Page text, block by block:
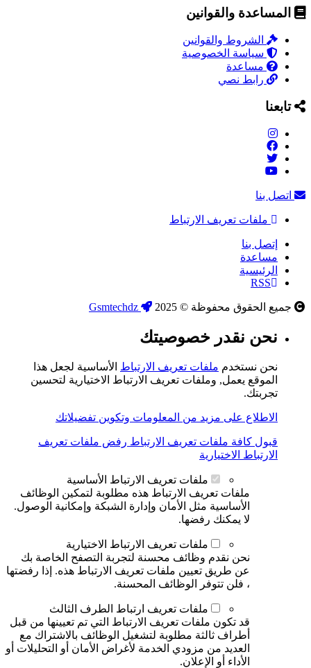
المساعدة والقوانين
الشروط والقوانين
سياسة الخصوصية
مساعدة
رابط نصي
تابعنا
اتصل بنا
ملفات تعريف الارتباط
إتصل بنا
مساعدة
الرئيسية
RSS
جميع الحقوق محفوظة © 2025
نحن نقدر خصوصيتك
نحن نستخدم ملفات تعريف الارتباط الأساسية لجعل هذا
الموقع يعمل, وملفات تعريف الارتباط الاختيارية لتحسين
تجربتك.
الاطلاع على مزيد من المعلومات وتكوين تفضيلاتك
قبول كافة ملفات تعريف الارتباط رفض ملفات تعريف
الارتباط الاختيارية
ملفات تعريف الارتباط الأساسية
ملفات تعريف الارتباط هذه مطلوبة لتمكين الوظائف
الأساسية مثل الأمان وإدارة الشبكة وإمكانية الوصول.
لا يمكنك رفضها.
ملفات تعريف الارتباط الاختيارية
نحن نقدم وظائف محسنة لتجربة التصفح الخاصة بك
عن طريق تعيين ملفات تعريف الارتباط هذه. إذا رفضتها
، فلن تتوفر الوظائف المحسنة.
ملفات تعريف ارتباط الطرف الثالث
قد تكون ملفات تعريف الارتباط التي تم تعيينها من قبل
أطراف ثالثة مطلوبة لتشغيل الوظائف بالاشتراك مع
العديد من مزودي الخدمة لأغراض الأمان أو التحليلات أو
الأداء أو الإعلان.